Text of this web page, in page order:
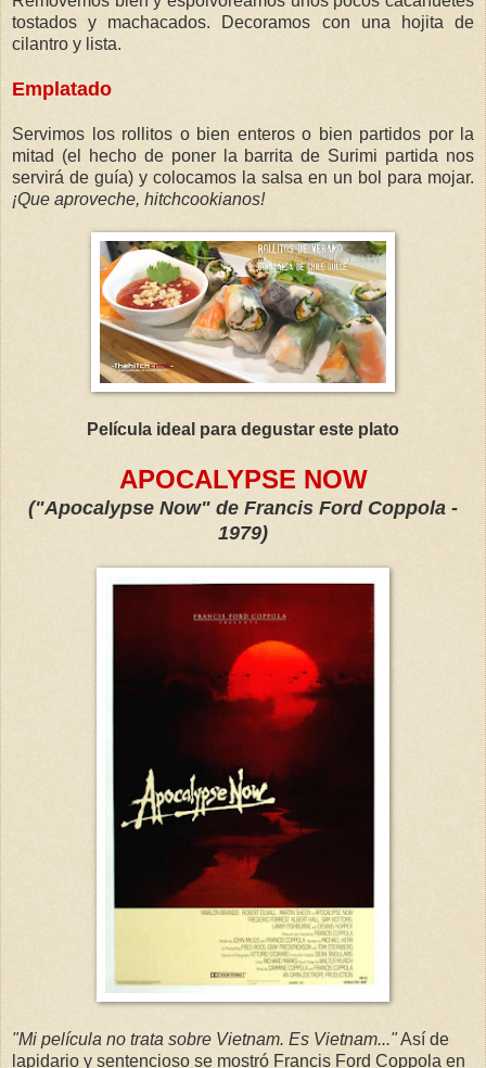
tostados y machacados. Decoramos con una hojita de
cilantro y lista.
Emplatado
Servimos los rollitos o bien enteros o bien partidos por la
mitad (el hecho de poner la barrita de Surimi partida nos
servirá de guía) y colocamos la salsa en un bol para mojar.
¡Que aproveche, hitchcookianos!
Película ideal para degustar este plato
APOCALYPSE NOW
("Apocalypse Now" de Francis Ford Coppola -
1979)
"Mi película no trata sobre Vietnam. Es Vietnam..."Así de
lapidario y sentencioso se mostró Francis Ford Coppola en